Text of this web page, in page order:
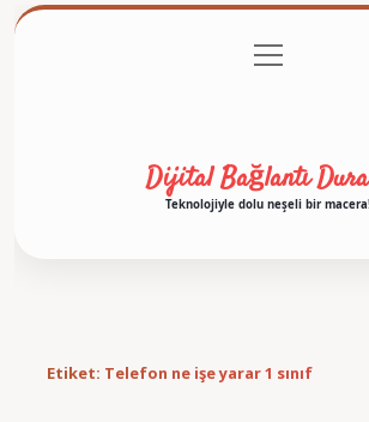
Gizlilik Politikası
menüyü
aç
Dijital Bağlantı
Teknolojiyle dolu neşeli bir
Etiket: Telefon ne işe yarar 1 sınıf